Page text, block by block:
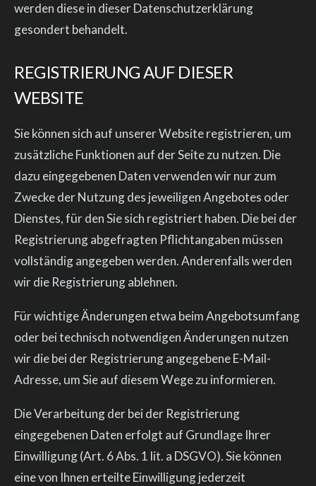
werden diese in dieser Datenschutzerklärung
gesondert behandelt.
REGISTRIERUNG AUF DIESER
WEBSITE
Sie können sich auf unserer Website registrieren, um
zusätzliche Funktionen auf der Seite zu nutzen. Die
dazu eingegebenen Daten verwenden wir nur zum
Zwecke der Nutzung des jeweiligen Angebotes oder
Dienstes, für den Sie sich registriert haben. Die bei der
Registrierung abgefragten Pflichtangaben müssen
vollständig angegeben werden. Anderenfalls werden
wir die Registrierung ablehnen.
Für wichtige Änderungen etwa beim Angebotsumfang
oder bei technisch notwendigen Änderungen nutzen
wir die bei der Registrierung angegebene E-Mail-
Adresse, um Sie auf diesem Wege zu informieren.
Die Verarbeitung der bei der Registrierung
eingegebenen Daten erfolgt auf Grundlage Ihrer
Einwilligung (Art. 6 Abs. 1 lit. a DSGVO). Sie können
eine von Ihnen erteilte Einwilligung jederzeit